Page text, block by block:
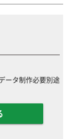
ータ制作必要別途